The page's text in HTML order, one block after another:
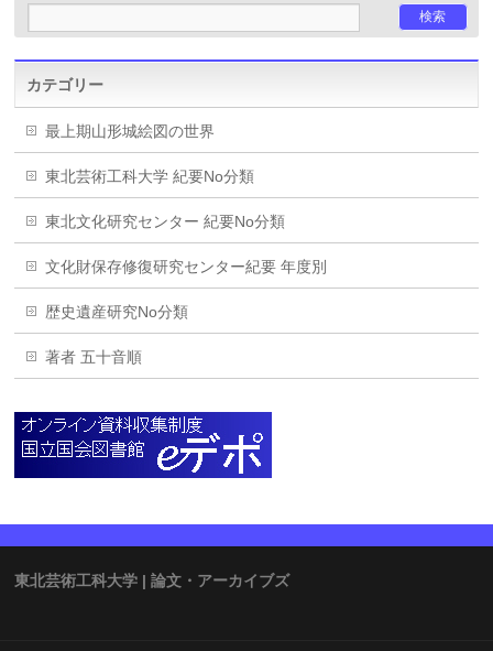
カテゴリー
最上期山形城絵図の世界
東北芸術工科大学 紀要No分類
東北文化研究センター 紀要No分類
文化財保存修復研究センター紀要 年度別
歴史遺産研究No分類
著者 五十音順
東北芸術工科大学 | 論文・アーカイブズ